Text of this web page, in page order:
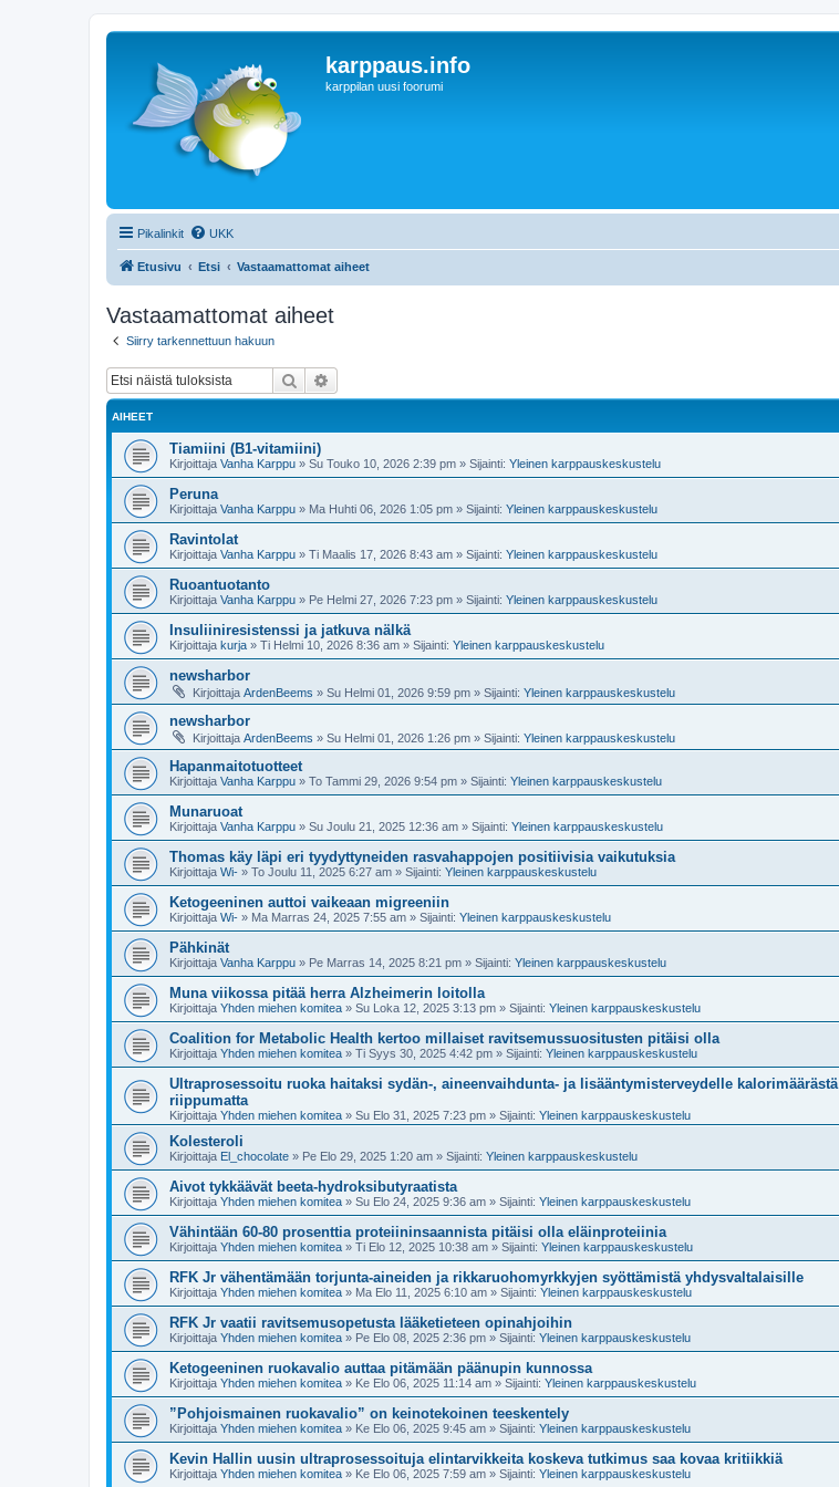
karppaus.info
karppilan uusi foorumi
Pikalinkit UKK
Etusivu Etsi Vastaamattomat aiheet
Vastaamattomat aiheet
Siirry tarkennettuun hakuun
Etsi
AIHEET
Tiamiini (B1-vitamiini)
Kirjoittaja Vanha Karppu » Su Touko 10, 2026 2:39 pm » Sijainti: Yleinen karppauskeskustelu
Peruna
Kirjoittaja Vanha Karppu » Ma Huhti 06, 2026 1:05 pm » Sijainti: Yleinen karppauskeskustelu
Ravintolat
Kirjoittaja Vanha Karppu » Ti Maalis 17, 2026 8:43 am » Sijainti: Yleinen karppauskeskustelu
Ruoantuotanto
Kirjoittaja Vanha Karppu » Pe Helmi 27, 2026 7:23 pm » Sijainti: Yleinen karppauskeskustelu
Insuliiniresistenssi ja jatkuva nälkä
Kirjoittaja kurja » Ti Helmi 10, 2026 8:36 am » Sijainti: Yleinen karppauskeskustelu
newsharbor
Kirjoittaja ArdenBeems » Su Helmi 01, 2026 9:59 pm » Sijainti: Yleinen karppauskeskustelu
newsharbor
Kirjoittaja ArdenBeems » Su Helmi 01, 2026 1:26 pm » Sijainti: Yleinen karppauskeskustelu
Hapanmaitotuotteet
Kirjoittaja Vanha Karppu » To Tammi 29, 2026 9:54 pm » Sijainti: Yleinen karppauskeskustelu
Munaruoat
Kirjoittaja Vanha Karppu » Su Joulu 21, 2025 12:36 am » Sijainti: Yleinen karppauskeskustelu
Thomas käy läpi eri tyydyttyneiden rasvahappojen positiivisia vaikutuksia
Kirjoittaja Wi- » To Joulu 11, 2025 6:27 am » Sijainti: Yleinen karppauskeskustelu
Ketogeeninen auttoi vaikeaan migreeniin
Kirjoittaja Wi- » Ma Marras 24, 2025 7:55 am » Sijainti: Yleinen karppauskeskustelu
Pähkinät
Kirjoittaja Vanha Karppu » Pe Marras 14, 2025 8:21 pm » Sijainti: Yleinen karppauskeskustelu
Muna viikossa pitää herra Alzheimerin loitolla
Kirjoittaja Yhden miehen komitea » Su Loka 12, 2025 3:13 pm » Sijainti: Yleinen karppauskeskustelu
Coalition for Metabolic Health kertoo millaiset ravitsemussuositusten pitäisi olla
Kirjoittaja Yhden miehen komitea » Ti Syys 30, 2025 4:42 pm » Sijainti: Yleinen karppauskeskustelu
Ultraprosessoitu ruoka haitaksi sydän-, aineenvaihdunta- ja lisääntymisterveydelle kalorimäärästä
riippumatta
Kirjoittaja Yhden miehen komitea » Su Elo 31, 2025 7:23 pm » Sijainti: Yleinen karppauskeskustelu
Kolesteroli
Kirjoittaja El_chocolate » Pe Elo 29, 2025 1:20 am » Sijainti: Yleinen karppauskeskustelu
Aivot tykkäävät beeta-hydroksibutyraatista
Kirjoittaja Yhden miehen komitea » Su Elo 24, 2025 9:36 am » Sijainti: Yleinen karppauskeskustelu
Vähintään 60-80 prosenttia proteiininsaannista pitäisi olla eläinproteiinia
Kirjoittaja Yhden miehen komitea » Ti Elo 12, 2025 10:38 am » Sijainti: Yleinen karppauskeskustelu
RFK Jr vähentämään torjunta-aineiden ja rikkaruohomyrkkyjen syöttämistä yhdysvaltalaisille
Kirjoittaja Yhden miehen komitea » Ma Elo 11, 2025 6:10 am » Sijainti: Yleinen karppauskeskustelu
RFK Jr vaatii ravitsemusopetusta lääketieteen opinahjoihin
Kirjoittaja Yhden miehen komitea » Pe Elo 08, 2025 2:36 pm » Sijainti: Yleinen karppauskeskustelu
Ketogeeninen ruokavalio auttaa pitämään päänupin kunnossa
Kirjoittaja Yhden miehen komitea » Ke Elo 06, 2025 11:14 am » Sijainti: Yleinen karppauskeskustelu
”Pohjoismainen ruokavalio” on keinotekoinen teeskentely
Kirjoittaja Yhden miehen komitea » Ke Elo 06, 2025 9:45 am » Sijainti: Yleinen karppauskeskustelu
Kevin Hallin uusin ultraprosessoituja elintarvikkeita koskeva tutkimus saa kovaa kritiikkiä
Kirjoittaja Yhden miehen komitea » Ke Elo 06, 2025 7:59 am » Sijainti: Yleinen karppauskeskustelu